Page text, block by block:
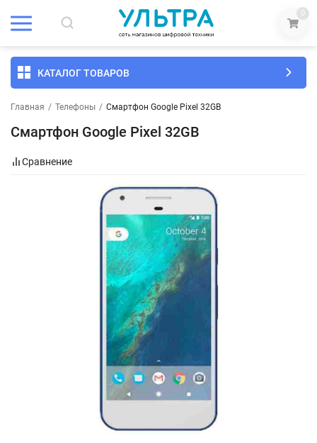
0
КАТАЛОГ ТОВАРОВ
Главная / Телефоны / Смартфон Google Pixel 32GB
Смартфон Google Pixel 32GB
Сравнение